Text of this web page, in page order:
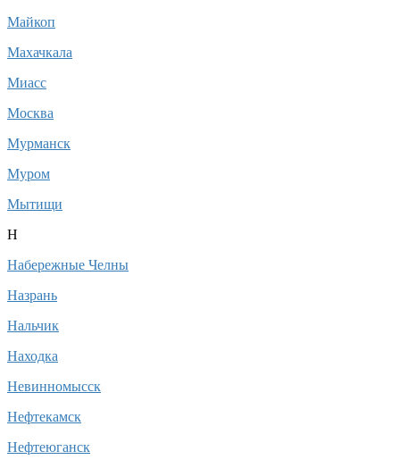
Майкоп
Махачкала
Миасс
Москва
Мурманск
Муром
Мытищи
Н
Набережные Челны
Назрань
Нальчик
Находка
Невинномысск
Нефтекамск
Нефтеюганск